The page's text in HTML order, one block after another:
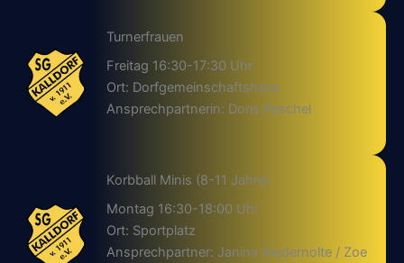
Turnerfrauen
Freitag 16:30-17:30 Uhr
Ort: Dorfgemeinschaftshaus
Ansprechpartnerin: Doris Peschel
Korbball Minis (8-11 Jahre)
Montag 16:30-18:00 Uhr
Ort: Sportplatz
Ansprechpartner: Janina Niedernolte / Zoe